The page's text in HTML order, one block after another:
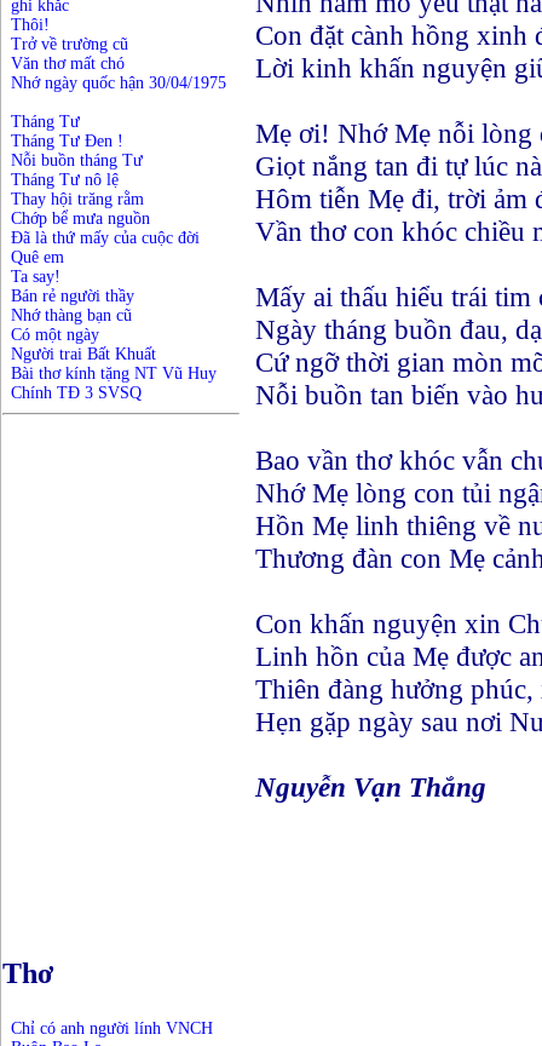
ghi khắc
Thôi!
Trở về trường cũ
Văn thơ mất chó
Nhớ ngày quốc hận 30/04/1975
Tháng Tư
Tháng Tư Đen !
Nỗi buồn tháng Tư
Tháng Tư nô lệ
Thay hội trăng rằm
Chớp bể mưa nguồn
Đã là thứ mấy của cuộc đời
Quê em
Ta say!
Bán rẻ người thầy
Nhớ thàng bạn cũ
Có một ngày
Người trai Bất Khuất
Bài thơ kính tặng NT Vũ Huy
Chính TĐ 3 SVSQ
Con đặt cành hồng xinh
Lời kinh khấn nguyện
Mẹ ơi! Nhớ Mẹ nỗi lòng
Giọt nắng tan đi tự lúc
Hôm tiễn Mẹ đi, trời ảm
Vần thơ con khóc chiều
Mấy ai thấu hiểu trái tim
Ngày tháng buồn đau,
Cứ ngỡ thời gian mòn
Nỗi buồn tan biến vào
Bao vần thơ khóc vẫn
Nhớ Mẹ lòng con tủi
Hồn Mẹ linh thiêng về
Thương đàn con Mẹ
Con khấn nguyện xin
Linh hồn của Mẹ được
Thiên đàng hưởng phúc,
Hẹn gặp ngày sau nơi
Nguyễn Vạn Thắng
Thơ
Chỉ có anh người lính VNCH